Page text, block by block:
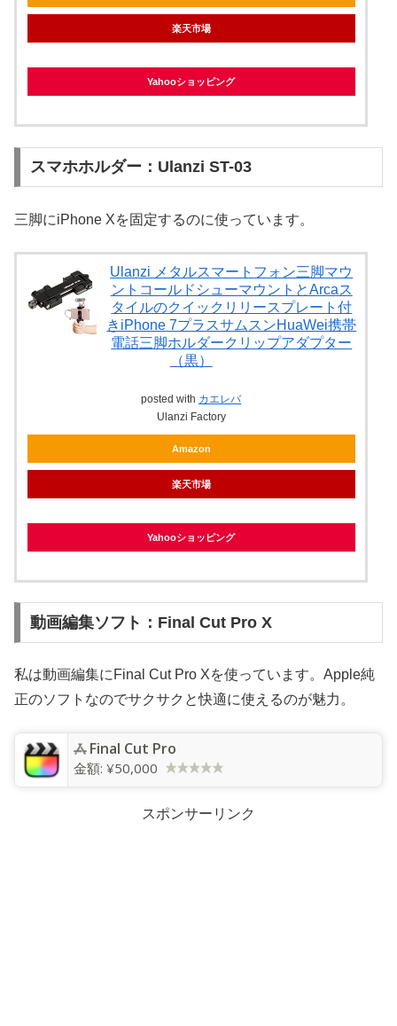
楽天市場
Yahooショッピング
スマホホルダー：Ulanzi ST-03
三脚にiPhone Xを固定するのに使っています。
Ulanzi メタルスマートフォン三脚マウ
ントコールドシューマウントとArcaス
タイルのクイックリリースプレート付
きiPhone 7プラスサムスンHuaWei携帯
電話三脚ホルダークリップアダプター
（黒）
posted with カエレバ
Ulanzi Factory
Amazon
楽天市場
Yahooショッピング
動画編集ソフト：Final Cut Pro X
私は動画編集にFinal Cut Pro Xを使っています。Apple純
正のソフトなのでサクサクと快適に使えるのが魅力。
Final Cut Pro
金額: ¥50,000
スポンサーリンク